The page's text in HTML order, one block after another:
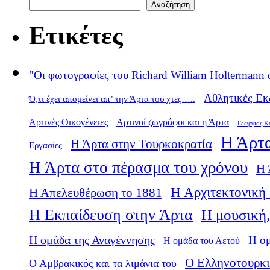
Αναζήτηση
Ετικέτες
"Οι φωτογραφίες του Richard William Holtermann
Ό,τι έχει απομείνει απ’ την Άρτα του χτες….. Αθλητικές
Αρτινές Οικογένειες Αρτινοί ζωγράφοι και η Άρτα Γεώργιος
Εργασίες Η Άρτα στην Τουρκοκρατία Η
Η Άρτα στο πέρασμα του χρόνου Η
Η Απελευθέρωση το 1881
Η
Η Εκπαίδευση στην Άρτα Η μουσική,
Η ομάδα της Αναγέννησης Η ομάδα του Αετού Η
Ο Αμβρακικός και τα λιμάνια του Ο